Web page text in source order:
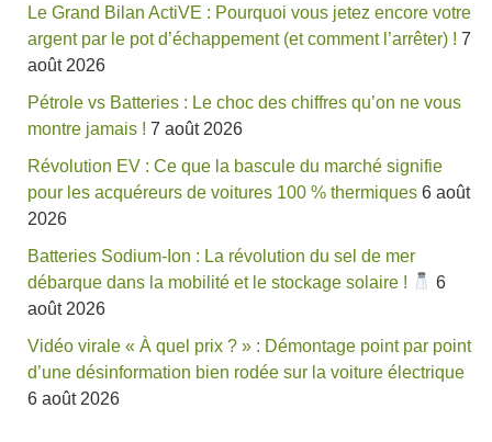
Le Grand Bilan ActiVE : Pourquoi vous jetez encore votre
argent par le pot d’échappement (et comment l’arrêter) ! 7
août 2026
Pétrole vs Batteries : Le choc des chiffres qu’on ne vous
montre jamais ! 7 août 2026
Révolution EV : Ce que la bascule du marché signifie
pour les acquéreurs de voitures 100 % thermiques 6 août
2026
Batteries Sodium-Ion : La révolution du sel de mer
débarque dans la mobilité et le stockage solaire !
6
août 2026
Vidéo virale « À quel prix ? » : Démontage point par point
d’une désinformation bien rodée sur la voiture électrique
6 août 2026